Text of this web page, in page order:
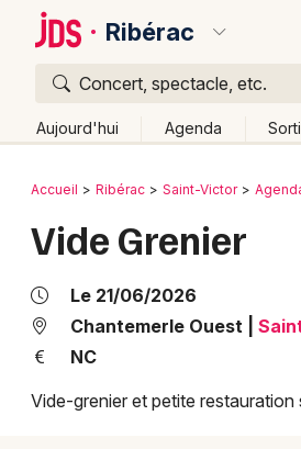
Ribérac
Concert, spectacle, etc.
Aujourd'hui Agenda
Publier un événement
Grands événements
Bordeaux
Lille
Lyon
Marseille
Retour
Accueil Ribérac Saint-Victor
Vide Grenier
Le 21/06/2026
Chantemerle Ouest
NC
Vide-grenier et petite restauration
Quoi ?
Où ?
Partout
Près de moi Changer de
Quand ?
Aujourd'hui
Demain Ce week-